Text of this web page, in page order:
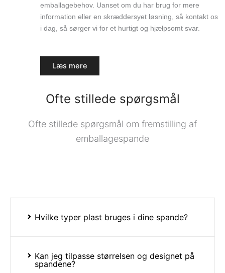
emballagebehov. Uanset om du har brug for mere
information eller en skræddersyet løsning, så kontakt os
i dag, så sørger vi for et hurtigt og hjælpsomt svar.
Læs mere
Ofte stillede spørgsmål
Ofte stillede spørgsmål om fremstilling af
emballagespande
Hvilke typer plast bruges i dine spande?
Kan jeg tilpasse størrelsen og designet på
spandene?